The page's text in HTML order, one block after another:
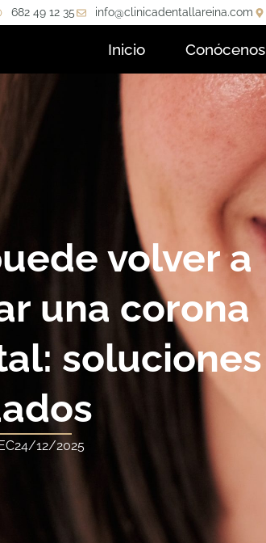
682 49 12 35 info@clinicadentallareina.com
Inicio Conócenos
volver a
una corona
24/12/2025